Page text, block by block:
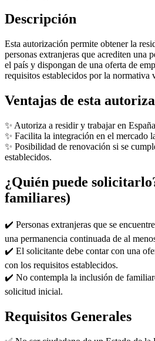
Descripción
Esta autorización permite obtener la
personas extranjeras que acrediten una
el país y dispongan de una oferta de
requisitos establecidos por la normativa
Ventajas de esta
✨ Autoriza a residir y trabajar en
✨ Facilita la integración en el mercado
✨ Posibilidad de renovación si se
establecidos.
¿Quién puede
familiares)
✔️ Personas extranjeras que se
una permanencia continuada de al
✔️ El solicitante debe contar con una
con los requisitos establecidos.
✔️ No contempla la inclusión de
solicitud inicial.
Requisitos Generales